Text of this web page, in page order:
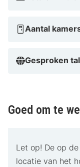
Aantal
Gesproken
Goed om te
Let op! De op
locatie van het